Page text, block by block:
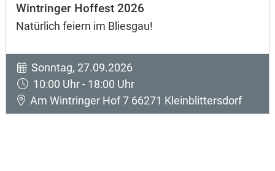
Wintringer Hoffest 2026
Natürlich feiern im Bliesgau!
Sonntag, 27.09.2026
10:00 Uhr - 18:00 Uhr
Am Wintringer Hof 7 66271 Kleinblittersdorf